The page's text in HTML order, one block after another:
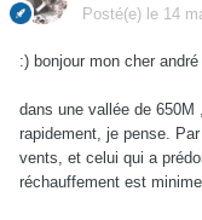
Posté(e) le 14
:) bonjour mon cher andré
dans une vallée de
rapidement, je pense.
vents, et celui qui a
réchauffement est